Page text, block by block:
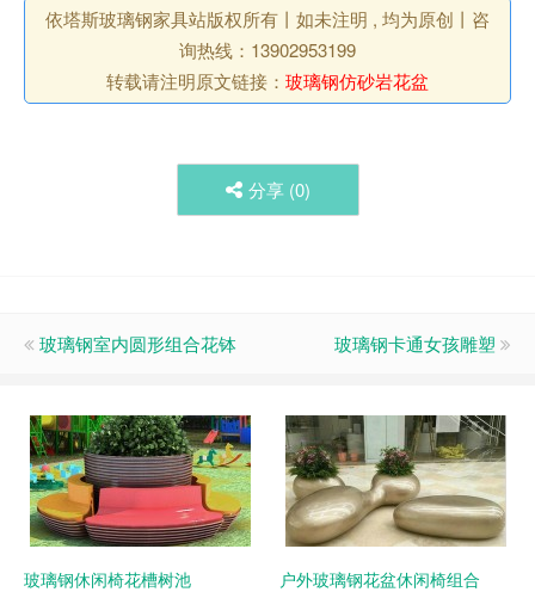
依塔斯玻璃钢家具站版权所有丨如未注明 , 均为原创丨咨
询热线：13902953199
转载请注明原文链接： 玻璃钢仿砂岩花盆
分享 (0)
玻璃钢室内圆形组合花钵 玻璃钢卡通女孩雕塑
玻璃钢休闲椅花槽树池 户外玻璃钢花盆休闲椅组合